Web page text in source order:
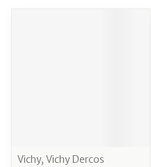
Vichy, Vichy Dercos